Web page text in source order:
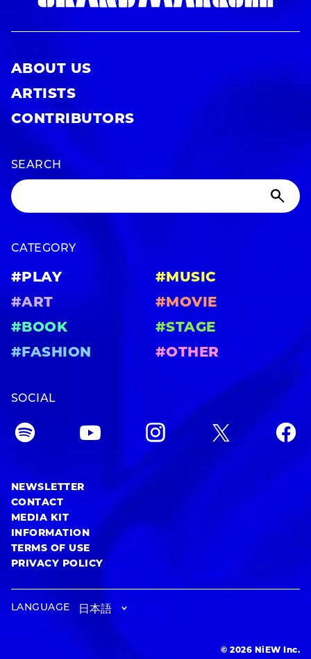
ABOUT US
ARTISTS
CONTRIBUTORS
SEARCH
CATEGORY
#PLAY
#MUSIC
#ART
#MOVIE
#BOOK
#STAGE
#FASHION
#OTHER
SOCIAL
NEWSLETTER
CONTACT
MEDIA KIT
INFORMATION
TERMS OF USE
PRIVACY POLICY
LANGUAGE
© 2026 NiEW Inc.